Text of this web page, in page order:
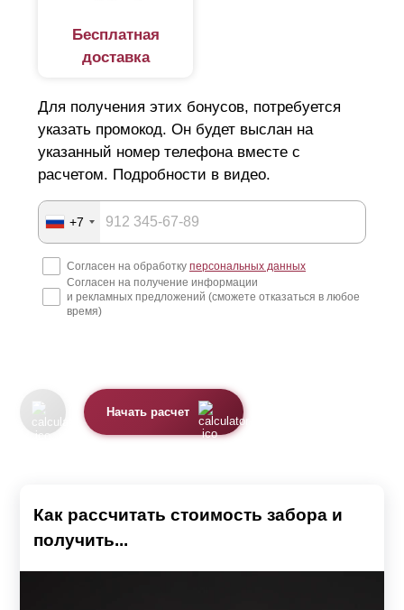
Бесплатная
доставка
Для получения этих бонусов, потребуется
указать промокод. Он будет выслан на
указанный номер телефона вместе с
расчетом. Подробности в видео.
+7
Согласен на обработку персональных данных
Согласен на получение информации
и рекламных предложений (сможете отказаться в любое
время)
Начать расчет
Как рассчитать стоимость забора и
получить...